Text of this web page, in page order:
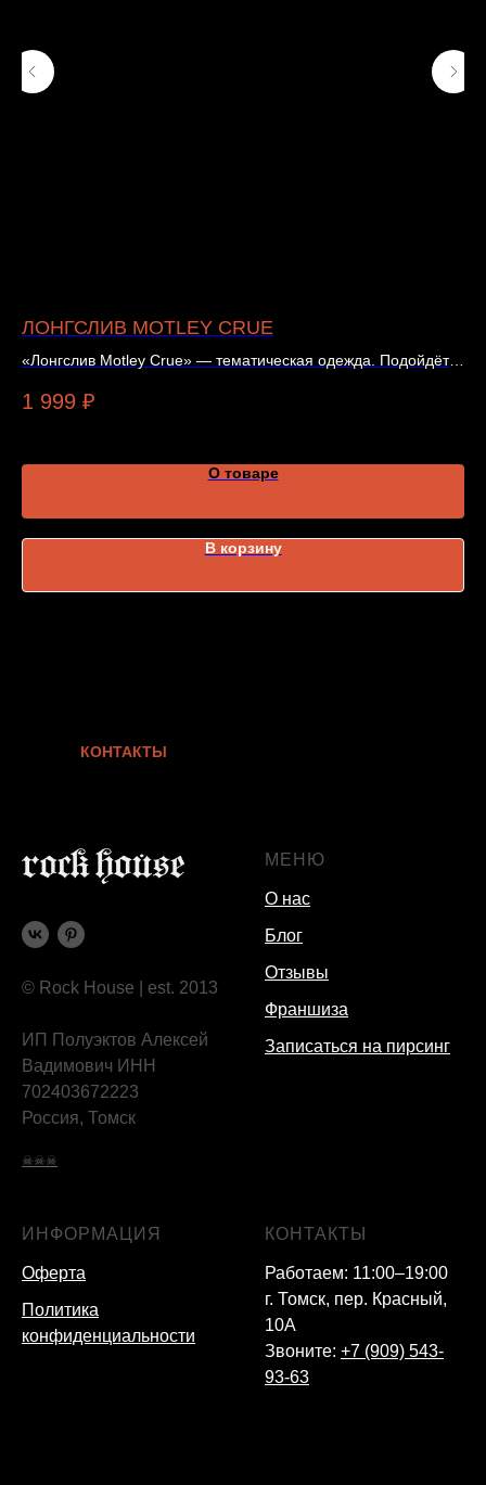
ЛОНГСЛИВ MOTLEY CRUE
«Лонгслив Motley Crue» — тематическая одежда. Подойдёт
1 999 ₽
О товаре
В корзину
КОНТАКТЫ
© Rock House | est. 2013
ИП Полуэктов Алексей
Вадимович ИНН
702403672223
Россия, Томск
☠☠☠
МЕНЮ
О нас
Блог
Отзывы
Франшиза
Записаться на пирсинг
ИНФОРМАЦИЯ
Оферта
Политика
конфиденциальности
КОНТАКТЫ
Работаем: 11:00–19:00
г. Томск, пер. Красный,
10А
Звоните: +7 (909) 543-
93-63